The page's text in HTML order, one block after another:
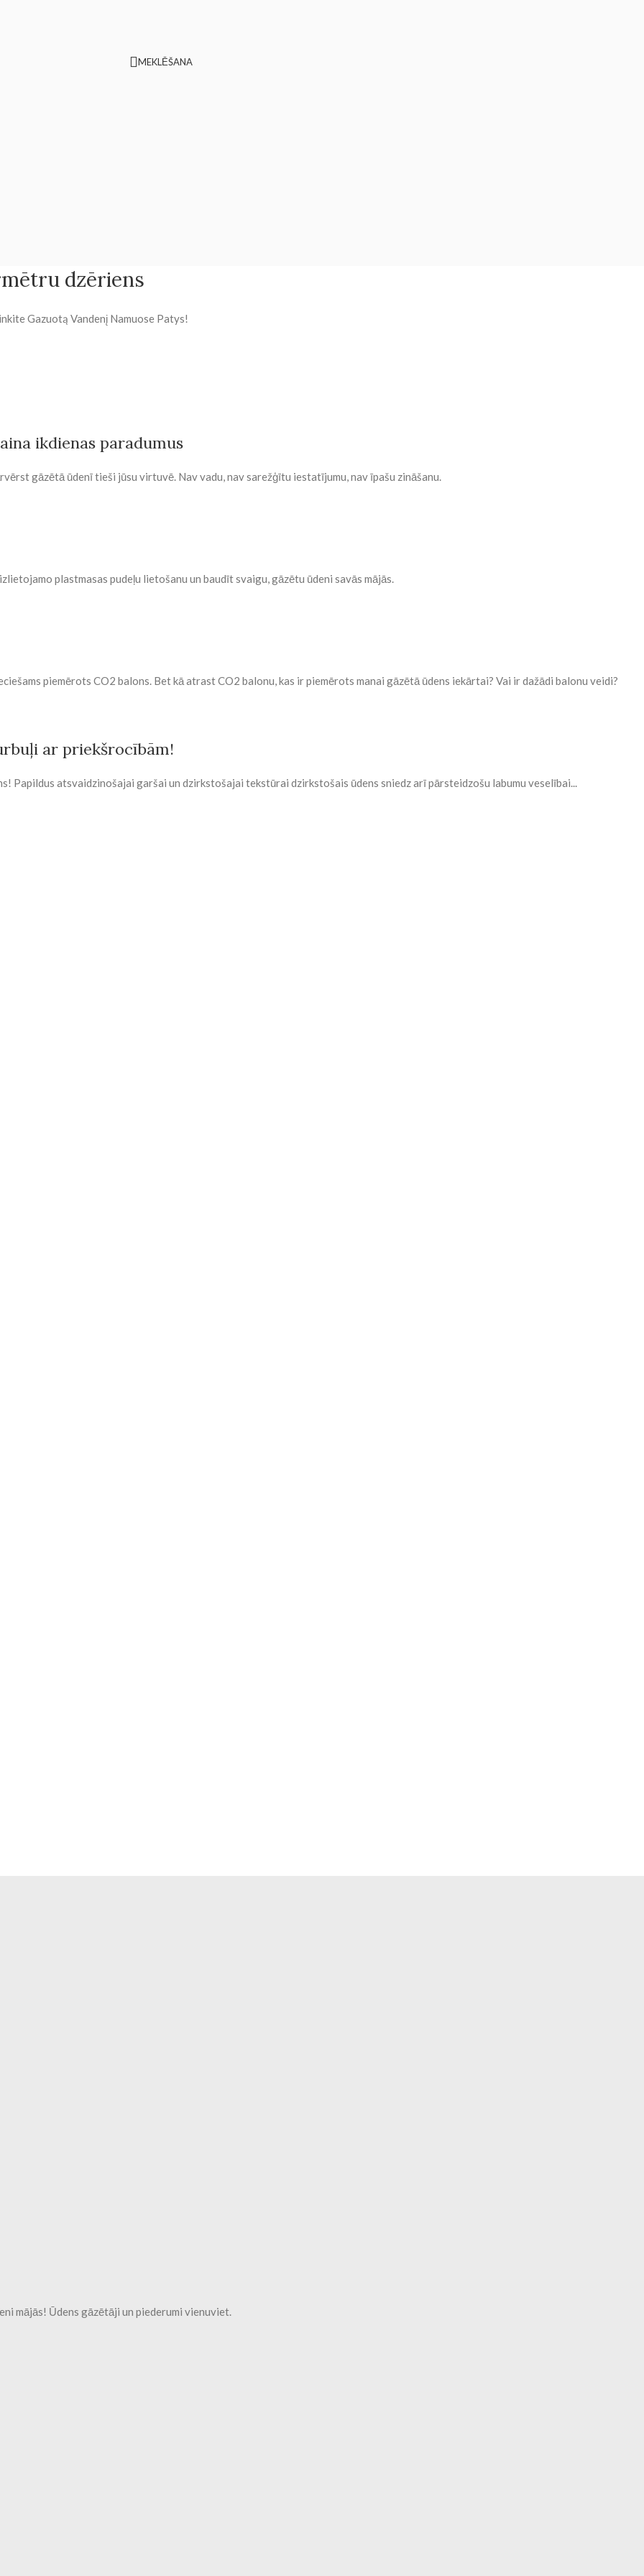
MEKLĒŠANA
dzēriens
ikdienas paradumus
gāzētā ūdenī tieši jūsu virtuvē. Nav vadu, nav sarežģītu iestatījumu, nav īpašu zināšanu.
plastmasas pudeļu lietošanu un baudīt svaigu, gāzētu ūdeni savās mājās.
piemērots CO2 balons. Bet kā atrast CO2 balonu, kas ir piemērots manai gāzētā ūdens iekārtai? Vai ir dažādi balonu veidi?
ar priekšrocībām!
Papildus atsvaidzinošajai garšai un dzirkstošajai tekstūrai dzirkstošais ūdens sniedz arī pārsteidzošu labumu veselībai...
mājās! Ūdens gāzētāji un piederumi vienuviet.